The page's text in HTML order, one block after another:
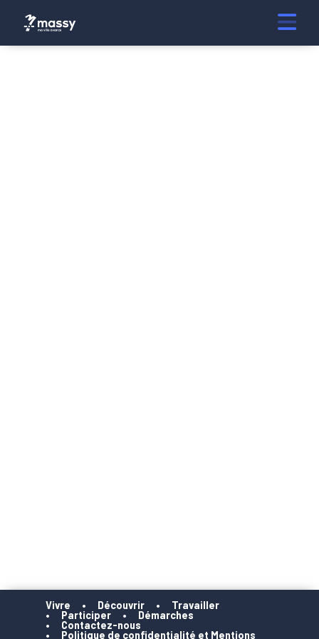
Vivre Découvrir
Travailler
Participer
Démarches
Contactez-nous
Politique de confidentialité et Mentions